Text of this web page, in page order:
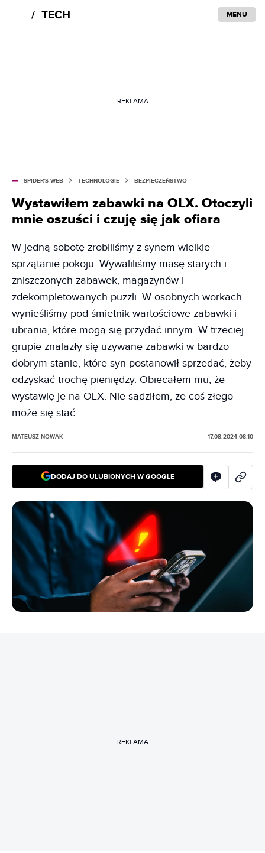
MENU
REKLAMA
SPIDER'S WEB TECHNOLOGIE BEZPIECZEŃSTWO
Wystawiłem zabawki na OLX. Otoczyli
mnie oszuści i czuję się jak ofiara
W jedną sobotę zrobiliśmy z synem wielkie
sprzątanie pokoju. Wywaliliśmy masę starych i
zniszczonych zabawek, magazynów i
zdekompletowanych puzzli. W osobnych workach
wynieśliśmy pod śmietnik wartościowe zabawki i
ubrania, które mogą się przydać innym. W trzeciej
grupie znalazły się używane zabawki w bardzo
dobrym stanie, które syn postanowił sprzedać, żeby
odzyskać trochę pieniędzy. Obiecałem mu, że
wystawię je na OLX. Nie sądziłem, że coś złego
może się stać.
MATEUSZ NOWAK 17.08.2024 08:10
DODAJ DO ULUBIONYCH W GOOGLE
REKLAMA